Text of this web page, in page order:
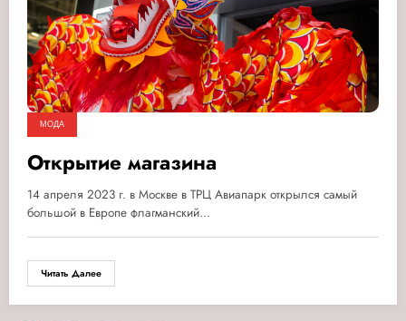
МОДА
Открытие магазина
14 апреля 2023 г. в Москве в ТРЦ Авиапарк открылся самый
большой в Европе флагманский…
Читать Далее